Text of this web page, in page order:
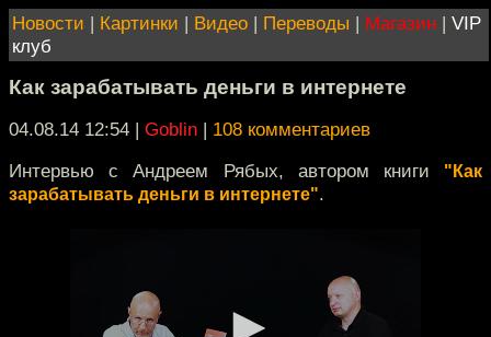
Новости | Картинки | Видео | Переводы | Магазин | VIP
клуб
Как зарабатывать деньги в интернете
04.08.14 12:54 | Goblin | 108 комментариев
Интервью с Андреем Рябых, автором книги
"Как
зарабатывать деньги в интернете".